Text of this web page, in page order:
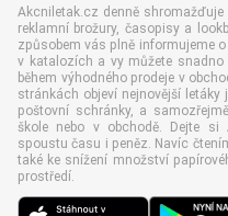
Akcniletak.cz denně shromažďuje
reklamní brožury, časopisy a
způsobem vás plně informujeme
v katalozích a vy můžete snadno
během výhodného prodeje v
stránkách objeví nejnovější
poštovní schránky, a
škole nebo v obchodě. Dejte si
spoustu času i peněz. Navíc
také ke snížení množství
prostředí.